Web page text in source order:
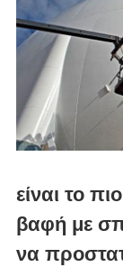
είναι το
βαφή με
να